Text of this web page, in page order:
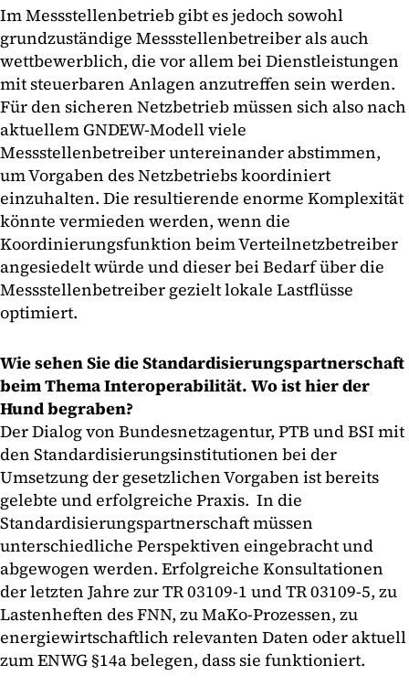
Im Messstellenbetrieb gibt es jedoch sowohl
grundzuständige Messstellenbetreiber als auch
wettbewerblich, die vor allem bei Dienstleistungen
mit steuerbaren Anlagen anzutreffen sein werden.
Für den sicheren Netzbetrieb müssen sich also nach
aktuellem GNDEW-Modell viele
Messstellenbetreiber untereinander abstimmen,
um Vorgaben des Netzbetriebs koordiniert
einzuhalten. Die resultierende enorme Komplexität
könnte vermieden werden, wenn die
Koordinierungsfunktion beim Verteilnetzbetreiber
angesiedelt würde und dieser bei Bedarf über die
Messstellenbetreiber gezielt lokale Lastflüsse
optimiert.
Wie sehen Sie die Standardisierungspartnerschaft
beim Thema Interoperabilität. Wo ist hier der
Hund begraben?
Der Dialog von Bundesnetzagentur, PTB und BSI mit
den Standardisierungsinstitutionen bei der
Umsetzung der gesetzlichen Vorgaben ist bereits
gelebte und erfolgreiche Praxis. In die
Standardisierungspartnerschaft müssen
unterschiedliche Perspektiven eingebracht und
abgewogen werden. Erfolgreiche Konsultationen
der letzten Jahre zur TR 03109-1 und TR 03109-5, zu
Lastenheften des FNN, zu MaKo-Prozessen, zu
energiewirtschaftlich relevanten Daten oder aktuell
zum ENWG §14a belegen, dass sie funktioniert.